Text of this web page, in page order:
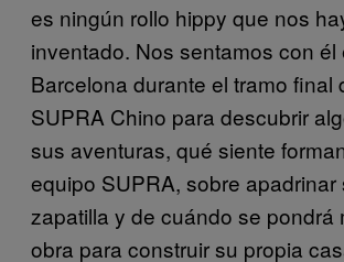
es ningún rollo hippy que nos
inventado. Nos sentamos con él
Barcelona durante el tramo final
SUPRA Chino para descubrir
sus aventuras, qué siente
equipo SUPRA, sobre apadrinar
zapatilla y de cuándo se pondrá
obra para construir su propia